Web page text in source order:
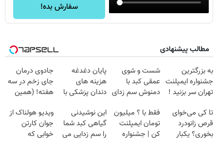
سفارش بده!
مطالب پیشنهادی
به بزرگترین
جشنواره ایمپلنت
تهران سر بزنید !
میلیون !
شست و شوی
عمقی کبد با
دمنوش سم زدای
پایان دغدغه
هزینه های
دندان پزشکی با
خانگی
جادوی درمان
جای زخم در سه
هفته! (همین
صحبت کنید)
تا کی می‌خوای
قرص زانودرد
بخوری؟ یکبار
فقط با ؟ میلیون
تومان ایمپلنت
کن | جشنواره
این نوشیدنی
گیاهی کبد شما
را سم زدایی می
ویدیو هولناک از
جوان کارتن
خوابی که